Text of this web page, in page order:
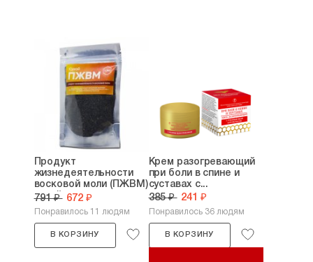
Продукт
жизнедеятельности
восковой моли (ПЖВМ)
сухой...
791 ₽ 672 ₽
Понравилось 11 людям
В КОРЗИНУ
Крем разогревающий
при боли в спине и
суставах с...
385 ₽ 241 ₽
Понравилось 36 людям
В КОРЗИНУ